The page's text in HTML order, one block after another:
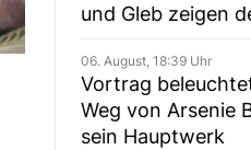
und Gleb zeigen
06. August, 18:39 Uhr
Vortrag
Weg von Arsenie
sein Hauptwerk